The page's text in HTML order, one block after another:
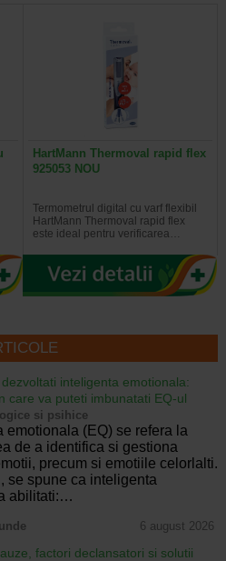
HartMann Thermoval rapid flex
925053 NOU
Termometrul digital cu varf flexibil
HartMann Thermoval rapid flex
este ideal pentru verificarea…
inteligenta emotionala:
care va puteti imbunatati EQ-ul
si psihice
emotionala (EQ) se refera la
de a identifica si gestiona
precum si emotiile celorlalti.
se spune ca inteligenta
abilitati:…
6 august 2026
factori declansatori si solutii